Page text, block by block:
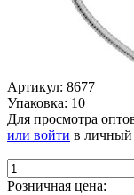
Артикул: 8677
Упаковка: 10
Для просмотра
или войти в личный
Розничная цена: